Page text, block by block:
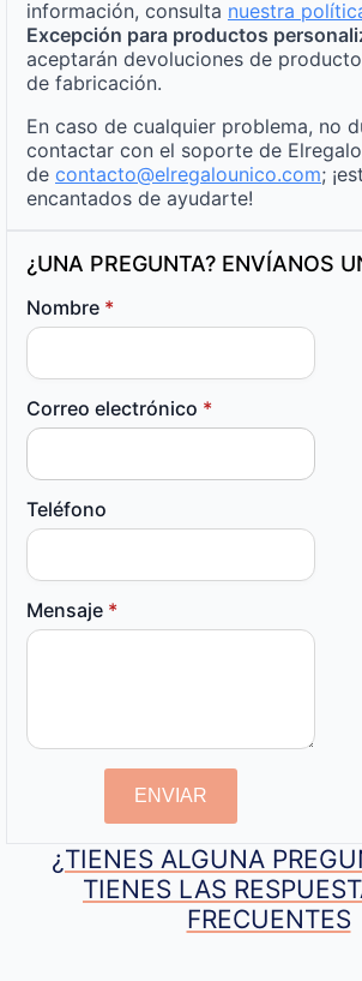
información, consulta nuestra
Excepción para productos
aceptarán devoluciones de
de fabricación.
En caso de cualquier problema, no
contactar con el soporte de
de contacto@elregalounico.com;
encantados de ayudarte!
¿UNA PREGUNTA? ENVÍANOS
Nombre *
Correo electrónico *
Teléfono
Mensaje *
ENVIAR
¿TIENES ALGUNA
TIENES LAS
FRECUENTES